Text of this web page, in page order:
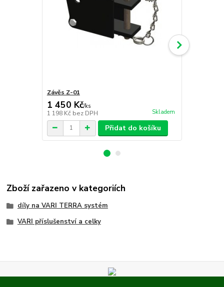
Závěs Z-01
1 450 Kč/ks
1 198 Kč bez DPH Skladem
Přidat do košíku
Zboží zařazeno v kategoriích
díly na VARI TERRA systém
VARI příslušenství a celky